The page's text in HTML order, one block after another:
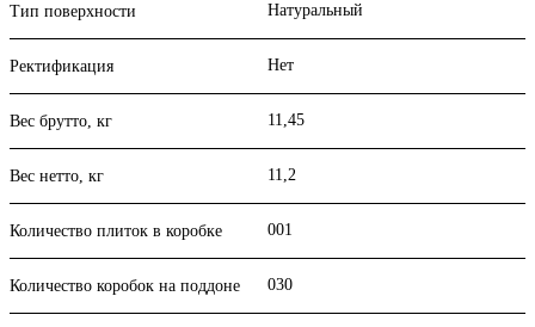
Тип поверхности Натуральный
Ректификация Нет
Вес брутто, кг 11,45
Вес нетто, кг 11,2
Количество плиток в коробке 001
Количество коробок на поддоне 030